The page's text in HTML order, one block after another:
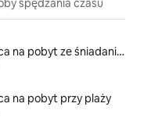
spędzania czasu
Miejsca na pobyt ze śniadaniem
na pobyt przy plaży